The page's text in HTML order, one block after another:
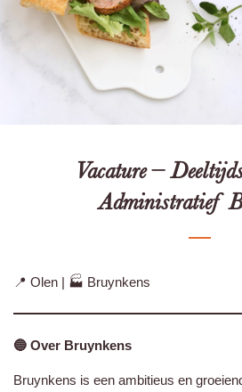
VACATURES
CONTACT
Vacature –
Administratief
📍 Olen | 🏭 Bruynkens
🔵 Over Bruynkens
Bruynkens is een ambitieus en